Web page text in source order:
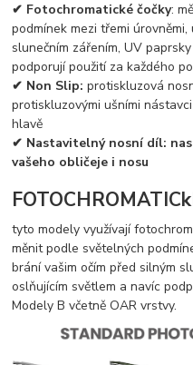
✔ Fotochromatické čočky:
podmínek mezi třemi
slunečním zářením, UV
podporují použití za každého
✔ Non Slip: protiskluzová
protiskluzovými ušními
hlavě
✔ Nastavitelný nosní díl:
vašeho obličeje i nosu
tyto modely využívají
měnit podle světelných
brání vašim očím před silným
oslňujícím světlem a navíc
Modely B včetně OAR vrstvy.